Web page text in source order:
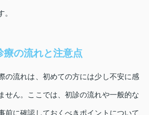
療の流れと注意点
の流れは、初めての方には少し不安に感
せん。ここでは、初診の流れや一般的な
前に確認しておくべきポイントについて